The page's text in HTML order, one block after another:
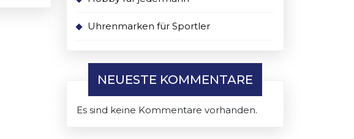
Uhrenmarken für Sportler
NEUESTE KOMMENTARE
Es sind keine Kommentare vorhanden.